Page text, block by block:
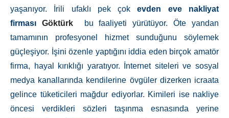
yaşanıyor. İrili ufaklı pek çokevden eve nakliyat
firması Göktürk
bu faaliyeti yürütüyor. Öte yandan
tamamının profesyonel hizmet sunduğunu söylemek
güçleşiyor. İşini özenle yaptığını iddia eden birçok amatör
firma, hayal kırıklığı yaratıyor. İnternet siteleri ve sosyal
medya kanallarında kendilerine övgüler dizerken icraata
gelince tüketicileri mağdur ediyorlar. Kimileri ise nakliye
öncesi verdikleri sözleri taşınma esnasında yerine